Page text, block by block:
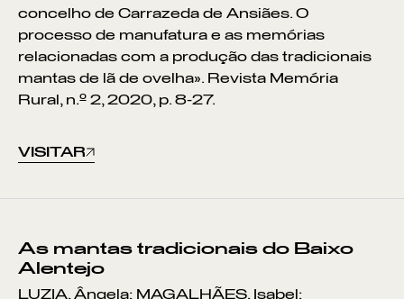
concelho de Carrazeda de Ansiães. O
processo de manufatura e as memórias
relacionadas com a produção das tradicionais
mantas de lã de ovelha». Revista Memória
Rural, n.º 2, 2020, p. 8-27.
VISITAR
As mantas tradicionais do Baixo
Alentejo
LUZIA, Ângela; MAGALHÃES, Isabel;